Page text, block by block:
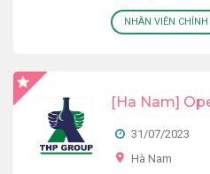
NHÂN VIÊN
[Ha Nam]
31/07/2023
Hà Nam